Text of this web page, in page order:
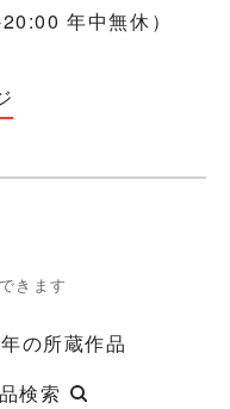
年中無休）
きます
の所蔵作品
検索